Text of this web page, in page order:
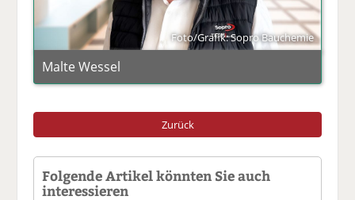
Foto/Grafik: Sopro Bauchemie
Malte Wessel
Zurück
Folgende Artikel könnten Sie auch
interessieren